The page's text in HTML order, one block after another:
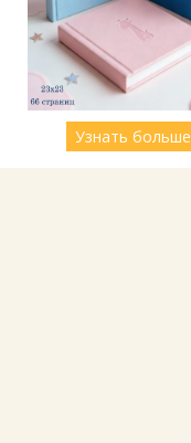
Узнать больше